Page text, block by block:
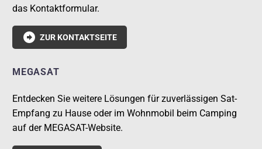
das Kontaktformular.
 ZUR KONTAKTSEITE
MEGASAT
Entdecken Sie weitere Lösungen für zuverlässigen Sat-
Empfang zu Hause oder im Wohnmobil beim Camping
auf der MEGASAT-Website.